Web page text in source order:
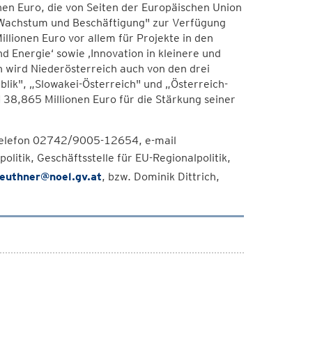
Euro, die von Seiten der Europäischen Union
und Beschäftigung" zur Verfügung
Euro vor allem für Projekte in den
Energie‘ sowie ‚Innovation in kleinere und
wird Niederösterreich auch von den drei
„Slowakei-Österreich" und „Österreich-
Millionen Euro für die Stärkung seiner
02742/9005-12654, e-mail
Geschäftsstelle für EU-Regionalpolitik,
, bzw. Dominik Dittrich,